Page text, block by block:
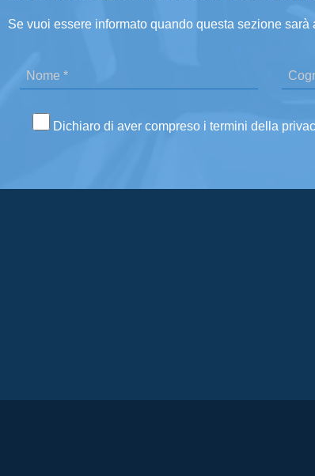
Se vuoi essere informato quando questa sezione sarà
Dichiaro di aver compreso i termini della